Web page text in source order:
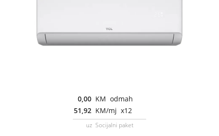
0,00 KM odmah
51,92 KM/mj x12
uz Socijalni paket